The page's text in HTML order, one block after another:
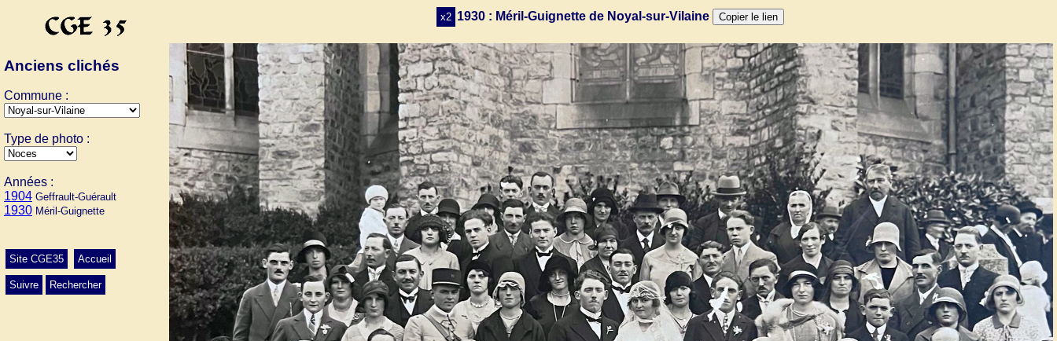
Anciens clichés
Commune :
Type de photo :
Années :
1904 Geffrault-Guérault
1930 Méril-Guignette
Site CGE35 Accueil
Suivre Rechercher
x2 1930 : Méril-Guignette de Noyal-sur-Vilaine Copier le lien